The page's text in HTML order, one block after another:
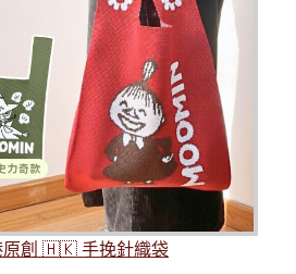
原創 🇭🇰 手挽針織袋